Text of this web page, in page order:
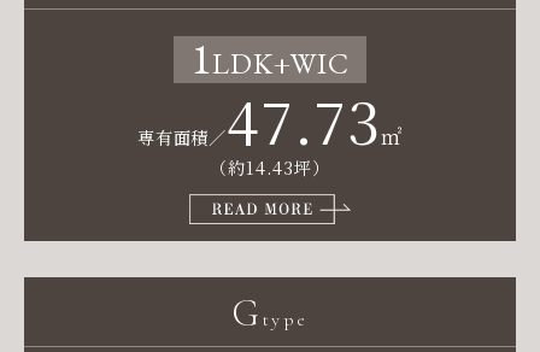
1LDK+WIC
専有面積／47.73㎡
（約14.43坪）
G type